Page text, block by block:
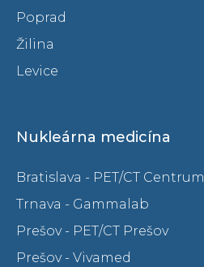
Poprad
Žilina
Levice
Nukleárna medicína
Bratislava - PET/CT Centrum
Trnava - Gammalab
Prešov - PET/CT Prešov
Prešov - Vivamed